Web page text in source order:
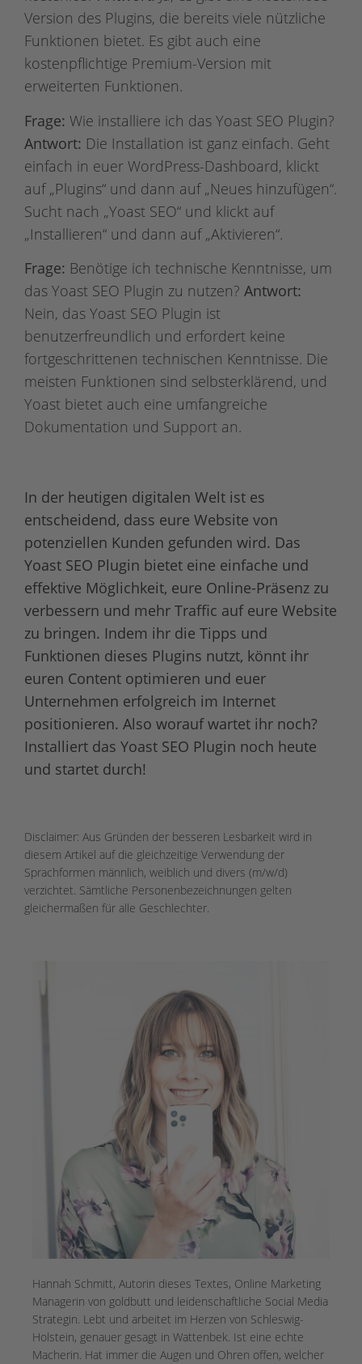
Version des Plugins, die bereits viele nützliche
Funktionen bietet. Es gibt auch eine
kostenpflichtige Premium-Version mit
erweiterten Funktionen.
Frage: Wie installiere ich das Yoast SEO Plugin?
Antwort: Die Installation ist ganz einfach. Geht
einfach in euer WordPress-Dashboard, klickt
auf „Plugins“ und dann auf „Neues hinzufügen“.
Sucht nach „Yoast SEO“ und klickt auf
„Installieren“ und dann auf „Aktivieren“.
Frage: Benötige ich technische Kenntnisse, um
das Yoast SEO Plugin zu nutzen? Antwort:
Nein, das Yoast SEO Plugin ist
benutzerfreundlich und erfordert keine
fortgeschrittenen technischen Kenntnisse. Die
meisten Funktionen sind selbsterklärend, und
Yoast bietet auch eine umfangreiche
Dokumentation und Support an.
In der heutigen digitalen Welt ist es
entscheidend, dass eure Website von
potenziellen Kunden gefunden wird. Das
Yoast SEO Plugin bietet eine einfache und
effektive Möglichkeit, eure Online-Präsenz zu
verbessern und mehr Traffic auf eure Website
zu bringen. Indem ihr die Tipps und
Funktionen dieses Plugins nutzt, könnt ihr
euren Content optimieren und euer
Unternehmen erfolgreich im Internet
positionieren. Also worauf wartet ihr noch?
Installiert das Yoast SEO Plugin noch heute
und startet durch!
Disclaimer: Aus Gründen der besseren Lesbarkeit wird in
diesem Artikel auf die gleichzeitige Verwendung der
Sprachformen männlich, weiblich und divers (m/w/d)
verzichtet. Sämtliche Personenbezeichnungen gelten
gleichermaßen für alle Geschlechter.
Hannah Schmitt, Autorin dieses Textes, Online Marketing
Managerin von goldbutt und leidenschaftliche Social Media
Strategin. Lebt und arbeitet im Herzen von Schleswig-
Holstein, genauer gesagt in Wattenbek. Ist eine echte
Macherin. Hat immer die Augen und Ohren offen, welcher